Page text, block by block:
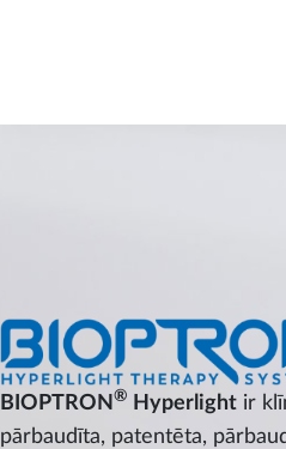
BIOPTRON ® Hyperlight ir
pārbaudīta, patentēta,